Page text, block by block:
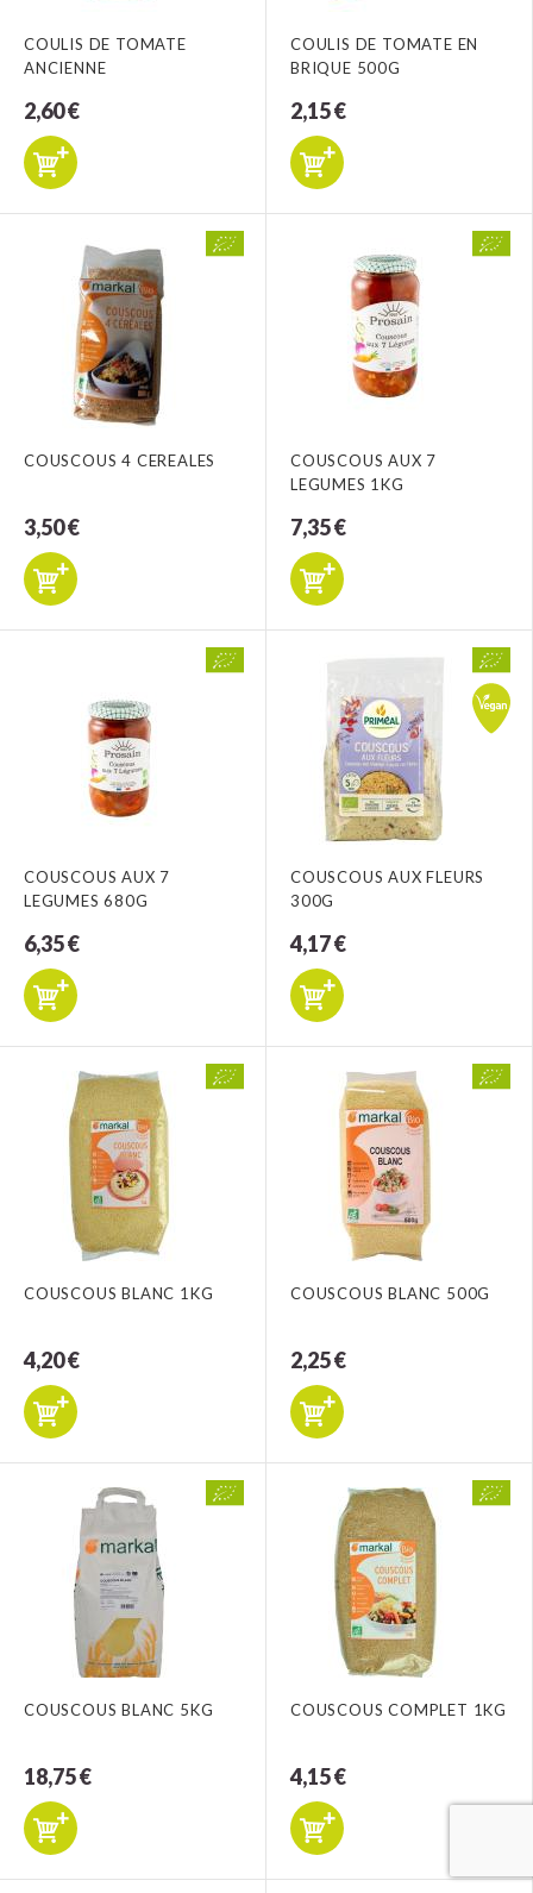
COULIS DE TOMATE
ANCIENNE
2,60 €
COULIS DE TOMATE EN
BRIQUE 500G
2,15 €
COUSCOUS 4 CEREALES
3,50 €
COUSCOUS AUX 7
LEGUMES 1KG
7,35 €
COUSCOUS AUX 7
LEGUMES 680G
6,35 €
COUSCOUS AUX FLEURS
300G
4,17 €
COUSCOUS BLANC 1KG
4,20 €
COUSCOUS BLANC 500G
2,25 €
COUSCOUS BLANC 5KG
18,75 €
COUSCOUS COMPLET 1KG
4,15 €